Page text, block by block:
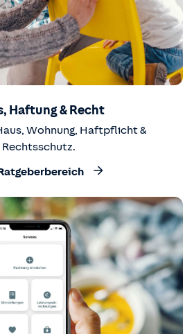
Haftung & Recht
Wohnung, Haftpflicht &
Rechtsschutz.